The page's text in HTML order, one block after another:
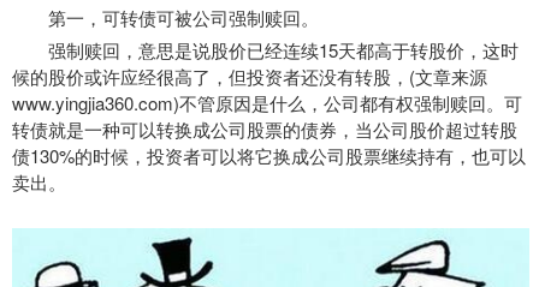
第一，可转债可被公司强制赎回。
强制赎回，意思是说股价已经连续15天都高于转股价，这时
候的股价或许应经很高了，但投资者还没有转股，(文章来源
www.yingjia360.com)不管原因是什么，公司都有权强制赎回。可
转债就是一种可以转换成公司股票的债券，当公司股价超过转股
债130%的时候，投资者可以将它换成公司股票继续持有，也可以
卖出。